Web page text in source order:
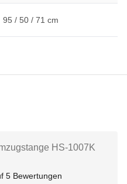
95 / 50 / 71 cm
HS-1007K
5 Bewertungen